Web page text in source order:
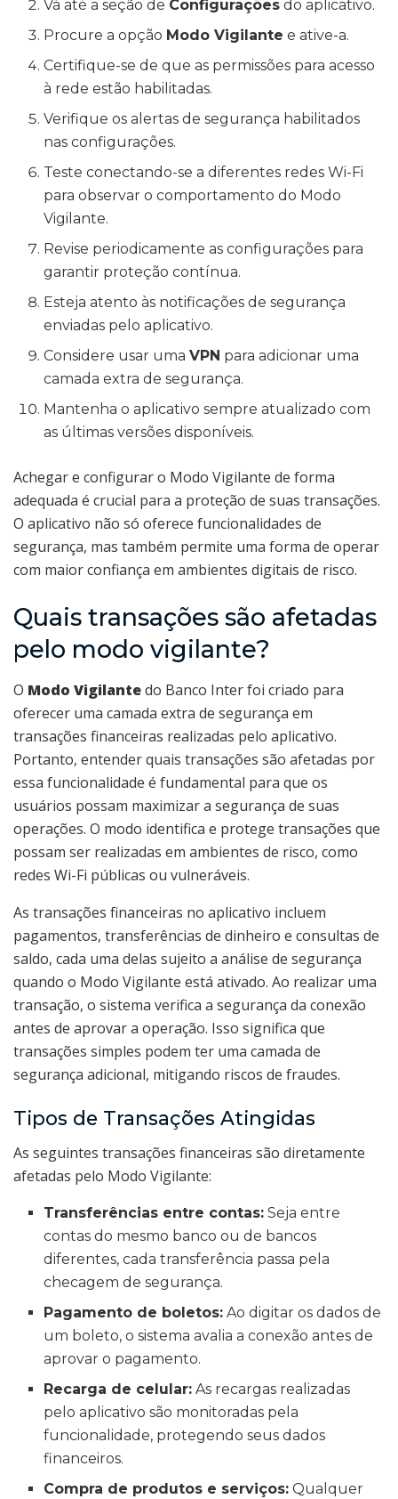
Vá até a seção de Configurações do aplicativo.
Procure a opção Modo Vigilante e ative-a.
Certifique-se de que as permissões para acesso
à rede estão habilitadas.
Verifique os alertas de segurança habilitados
nas configurações.
Teste conectando-se a diferentes redes Wi-Fi
para observar o comportamento do Modo
Vigilante.
Revise periodicamente as configurações para
garantir proteção contínua.
Esteja atento às notificações de segurança
enviadas pelo aplicativo.
Considere usar umaVPN para adicionar uma
camada extra de segurança.
Mantenha o aplicativo sempre atualizado com
as últimas versões disponíveis.
Achegar e configurar o Modo Vigilante de forma
adequada é crucial para a proteção de suas transações.
O aplicativo não só oferece funcionalidades de
segurança, mas também permite uma forma de operar
com maior confiança em ambientes digitais de risco.
Quais transações são afetadas
pelo modo vigilante?
O Modo Vigilantedo Banco Inter foi criado para
oferecer uma camada extra de segurança em
transações financeiras realizadas pelo aplicativo.
Portanto, entender quais transações são afetadas por
essa funcionalidade é fundamental para que os
usuários possam maximizar a segurança de suas
operações. O modo identifica e protege transações que
possam ser realizadas em ambientes de risco, como
redes Wi-Fi públicas ou vulneráveis.
As transações financeiras no aplicativo incluem
pagamentos, transferências de dinheiro e consultas de
saldo, cada uma delas sujeito a análise de segurança
quando o Modo Vigilante está ativado. Ao realizar uma
transação, o sistema verifica a segurança da conexão
antes de aprovar a operação. Isso significa que
transações simples podem ter uma camada de
segurança adicional, mitigando riscos de fraudes.
Tipos de Transações Atingidas
As seguintes transações financeiras são diretamente
afetadas pelo Modo Vigilante:
Transferências entre contas: Seja entre
contas do mesmo banco ou de bancos
diferentes, cada transferência passa pela
checagem de segurança.
Pagamento de boletos: Ao digitar os dados de
um boleto, o sistema avalia a conexão antes de
aprovar o pagamento.
Recarga de celular: As recargas realizadas
pelo aplicativo são monitoradas pela
funcionalidade, protegendo seus dados
financeiros.
Compra de produtos e serviços: Qualquer